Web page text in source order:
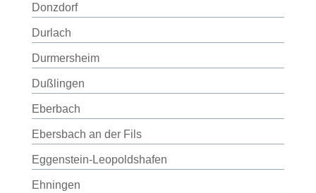
Donzdorf
Durlach
Durmersheim
Dußlingen
Eberbach
Ebersbach an der Fils
Eggenstein-Leopoldshafen
Ehningen